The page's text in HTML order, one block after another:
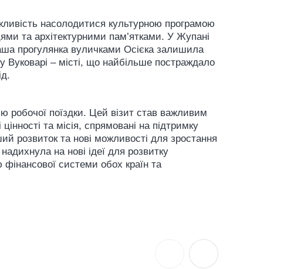
насолодитися культурною програмою
та архітектурними пам’ятками. У Жупані
прогулянка вуличками Осієка залишила
Вуковарі – місті, що найбільше постраждало
робочої поїздки. Цей візит став важливим
та місія, спрямовані на підтримку
розвиток та нові можливості для зростання
на нові ідеї для розвитку
системи обох країн та